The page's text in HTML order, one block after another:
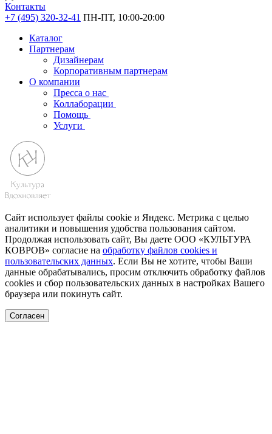
Контакты
+7 (495) 320-32-41 ПН-ПТ, 10:00-20:00
Каталог
Партнерам
Дизайнерам
Корпоративным партнерам
О компании
Пресса о нас
Коллаборации
Помощь
Услуги
Сайт использует файлы cookie и Яндекс. Метрика с целью
аналитики и повышения удобства пользования сайтом.
Продолжая использовать сайт, Вы даете ООО «КУЛЬТУРА
КОВРОВ» согласие на обработку файлов cookies и
пользовательских данных. Если Вы не хотите, чтобы Ваши
данные обрабатывались, просим отключить обработку файлов
cookies и сбор пользовательских данных в настройках Вашего
браузера или покинуть сайт.
Согласен